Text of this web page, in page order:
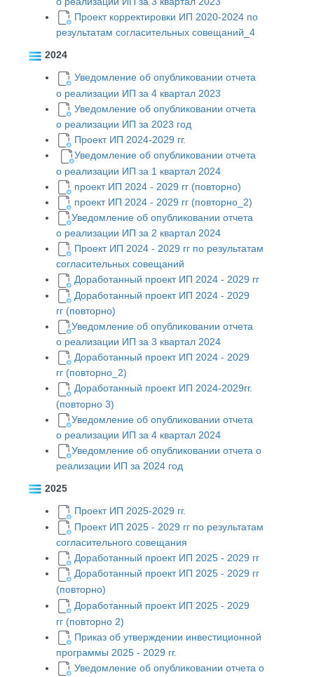
Проект корректировки ИП 2020-2024 по
результатам согласительных совещаний_4
2024
Уведомление об опубликовании отчета
о реализации ИП за 4 квартал 2023
Уведомление об опубликовании отчета
о реализации ИП за 2023 год
Проект ИП 2024-2029 гг.
Уведомление об опубликовании отчета
о реализации ИП за 1 квартал 2024
проект ИП 2024 - 2029 гг (повторно)
проект ИП 2024 - 2029 гг (повторно_2)
Уведомление об опубликовании отчета
о реализации ИП за 2 квартал 2024
Проект ИП 2024 - 2029 гг по результатам
согласительных совещаний
Доработанный проект ИП 2024 - 2029 гг
Доработанный проект ИП 2024 - 2029
гг (повторно)
Уведомление об опубликовании отчета
о реализации ИП за 3 квартал 2024
Доработанный проект ИП 2024 - 2029
гг (повторно_2)
Доработанный проект ИП 2024-2029гг.
(повторно 3)
Уведомление об опубликовании отчета
о реализации ИП за 4 квартал 2024
Уведомление об опубликовании отчета о
реализации ИП за 2024 год
2025
Проект ИП 2025-2029 гг.
Проект ИП 2025 - 2029 гг по результатам
согласительного совещания
Доработанный проект ИП 2025 - 2029 гг
Доработанный проект ИП 2025 - 2029 гг
(повторно)
Доработанный проект ИП 2025 - 2029
гг (повторно 2)
Приказ об утверждении инвестиционной
программы 2025 - 2029 гг.
Уведомление об опубликовании отчета о